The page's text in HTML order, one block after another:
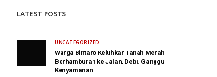
LATEST POSTS
UNCATEGORIZED
Warga Bintaro Keluhkan Tanah Merah
Berhamburan ke Jalan, Debu Ganggu
Kenyamanan